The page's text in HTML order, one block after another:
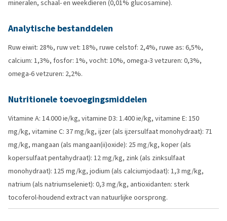
mineralen, schaal- en weekdieren (0,01% glucosamine).
Analytische bestanddelen
Ruw eiwit: 28%, ruw vet: 18%, ruwe celstof: 2,4%, ruwe as: 6,5%,
calcium: 1,3%, fosfor: 1%, vocht: 10%, omega-3 vetzuren: 0,3%,
omega-6 vetzuren: 2,2%.
Nutritionele toevoegingsmiddelen
Vitamine A: 14.000 ie/kg, vitamine D3: 1.400 ie/kg, vitamine E: 150
mg/kg, vitamine C: 37 mg/kg, ijzer (als ijzersulfaat monohydraat): 71
mg/kg, mangaan (als mangaan(ii)oxide): 25 mg/kg, koper (als
kopersulfaat pentahydraat): 12 mg/kg, zink (als zinksulfaat
monohydraat): 125 mg/kg, jodium (als calciumjodaat): 1,3 mg/kg,
natrium (als natriumseleniet): 0,3 mg/kg, antioxidanten: sterk
tocoferol-houdend extract van natuurlijke oorsprong.